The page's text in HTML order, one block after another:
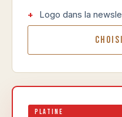
Logo dans la
Platine